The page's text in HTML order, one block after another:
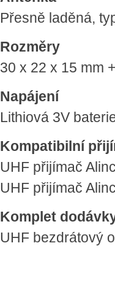
Přesně laděná,
Rozměry
30 x 22 x 15 mm
Napájení
Lithiová 3V
Kompatibilní
UHF přijímač
UHF přijímač
Komplet
UHF bezdrátový